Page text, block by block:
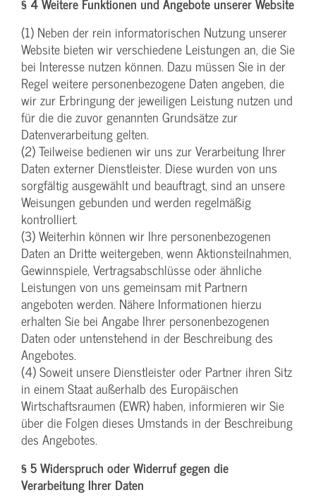
§ 4 Weitere Funktionen und Angebote unserer Website
(1) Neben der rein informatorischen Nutzung unserer
Website bieten wir verschiedene Leistungen an, die Sie
bei Interesse nutzen können. Dazu müssen Sie in der
Regel weitere personenbezogene Daten angeben, die
wir zur Erbringung der jeweiligen Leistung nutzen und
für die die zuvor genannten Grundsätze zur
Datenverarbeitung gelten.
(2) Teilweise bedienen wir uns zur Verarbeitung Ihrer
Daten externer Dienstleister. Diese wurden von uns
sorgfältig ausgewählt und beauftragt, sind an unsere
Weisungen gebunden und werden regelmäßig
kontrolliert.
(3) Weiterhin können wir Ihre personenbezogenen
Daten an Dritte weitergeben, wenn Aktionsteilnahmen,
Gewinnspiele, Vertragsabschlüsse oder ähnliche
Leistungen von uns gemeinsam mit Partnern
angeboten werden. Nähere Informationen hierzu
erhalten Sie bei Angabe Ihrer personenbezogenen
Daten oder untenstehend in der Beschreibung des
Angebotes.
(4) Soweit unsere Dienstleister oder Partner ihren Sitz
in einem Staat außerhalb des Europäischen
Wirtschaftsraumen (EWR) haben, informieren wir Sie
über die Folgen dieses Umstands in der Beschreibung
des Angebotes.
§ 5 Widerspruch oder Widerruf gegen die
Verarbeitung Ihrer Daten